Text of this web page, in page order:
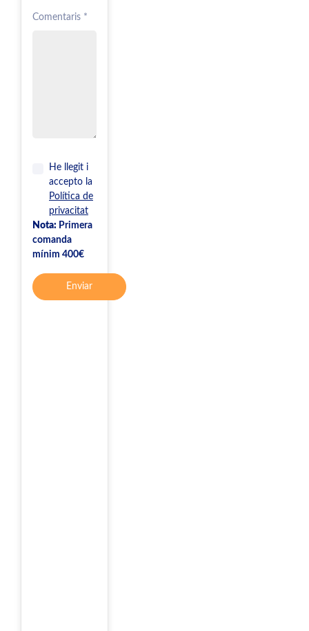
Comentaris *
He llegit i
accepto la
Política de
privacitat
Nota: Primera
comanda
mínim 400€
Enviar